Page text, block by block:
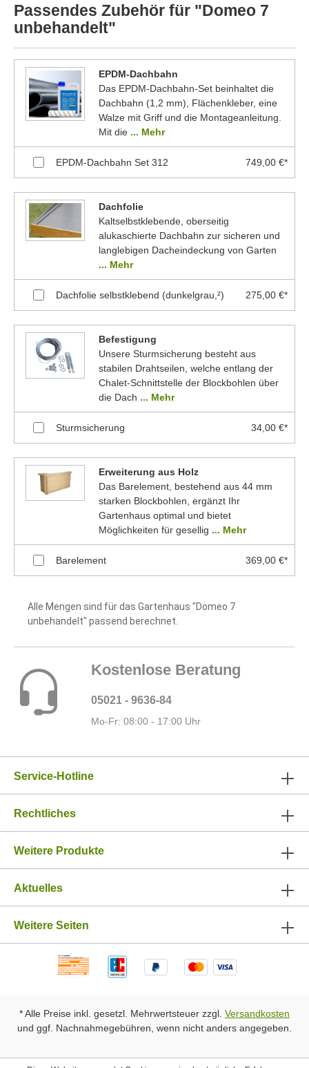
Passendes Zubehör für "Domeo 7
unbehandelt"
EPDM-Dachbahn
Das EPDM-Dachbahn-Set beinhaltet die
Dachbahn (1,2 mm), Flächenkleber, eine
Walze mit Griff und die Montageanleitung.
Mit die ... Mehr
EPDM-Dachbahn Set 312 749,00 €*
Dachfolie
Kaltselbstklebende, oberseitig
alukaschierte Dachbahn zur sicheren und
langlebigen Dacheindeckung von Garten
... Mehr
Dachfolie selbstklebend (dunkelgrau,²) 275,00 €*
Befestigung
Unsere Sturmsicherung besteht aus
stabilen Drahtseilen, welche entlang der
Chalet-Schnittstelle der Blockbohlen über
die Dach ... Mehr
Sturmsicherung 34,00 €*
Erweiterung aus Holz
Das Barelement, bestehend aus 44 mm
starken Blockbohlen, ergänzt Ihr
Gartenhaus optimal und bietet
Möglichkeiten für gesellig ... Mehr
Barelement 369,00 €*
Alle Mengen sind für das Gartenhaus "Domeo 7
unbehandelt" passend berechnet.
Kostenlose Beratung
05021 - 9636-84
Mo-Fr: 08:00 - 17:00 Uhr
Service-Hotline
Rechtliches
Weitere Produkte
Aktuelles
Weitere Seiten
* Alle Preise inkl. gesetzl. Mehrwertsteuer zzgl. Versandkosten
und ggf. Nachnahmegebühren, wenn nicht anders angegeben.